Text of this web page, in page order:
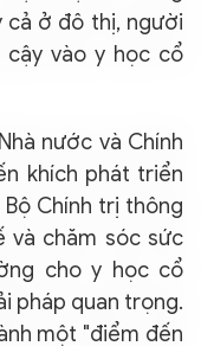
cả ở đô thị, người
vào y học cổ
nước và Chính
khích phát triển
Bộ Chính trị thông
và chăm sóc sức
cho y học cổ
pháp quan trọng.
một "điểm đến